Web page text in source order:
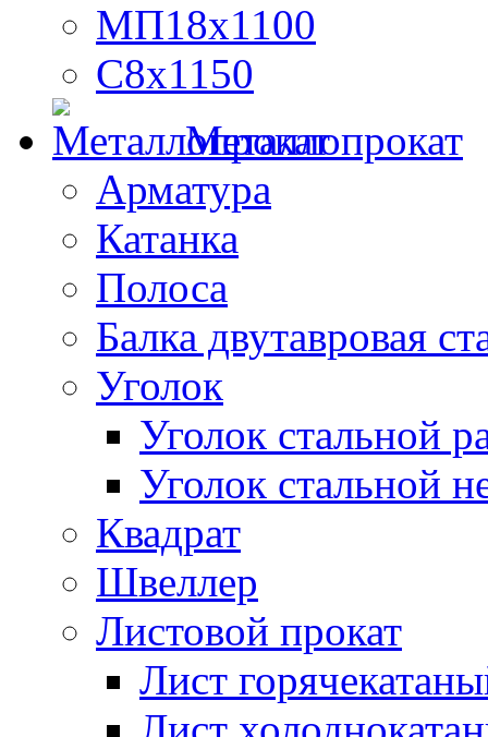
МП18х1100
С8х1150
Металлопрокат
Арматура
Катанка
Полоса
Балка двутавровая
Уголок
Уголок стальной
Уголок стальной
Квадрат
Швеллер
Листовой прокат
Лист